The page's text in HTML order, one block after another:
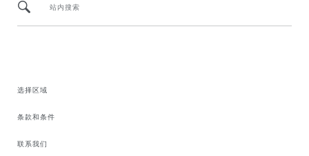
站内搜索
选择区域
条款和条件
联系我们